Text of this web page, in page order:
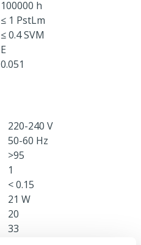
100000 h
≤ 1 PstLm
≤ 0.4 SVM
E
0.051
220-240 V
50-60 Hz
>95
1
< 0.15
21 W
20
33